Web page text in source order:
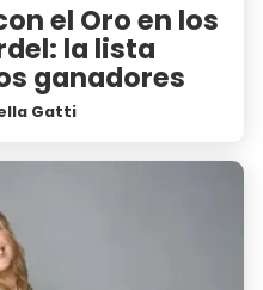
el Oro en los
la lista
ganadores
Gatti